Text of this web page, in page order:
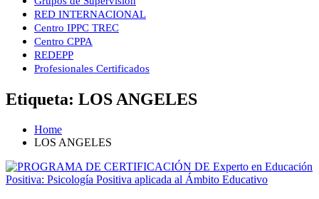
RED INTERNACIONAL
Centro IPPC TREC
Centro CPPA
REDEPP
Profesionales Certificados
Etiqueta: LOS ANGELES
Home
LOS ANGELES